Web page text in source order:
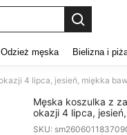
Odzież męska Bielizna i
Męska koszulka z
okazji 4 lipca,
oddychająca,
SKU: